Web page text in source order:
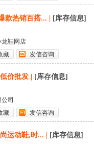
款热销百搭... [库存信息]
龙鞋网店
藏 发信咨询
价批发 [库存信息]
司
藏 发信咨询
运动鞋,时... [库存信息]